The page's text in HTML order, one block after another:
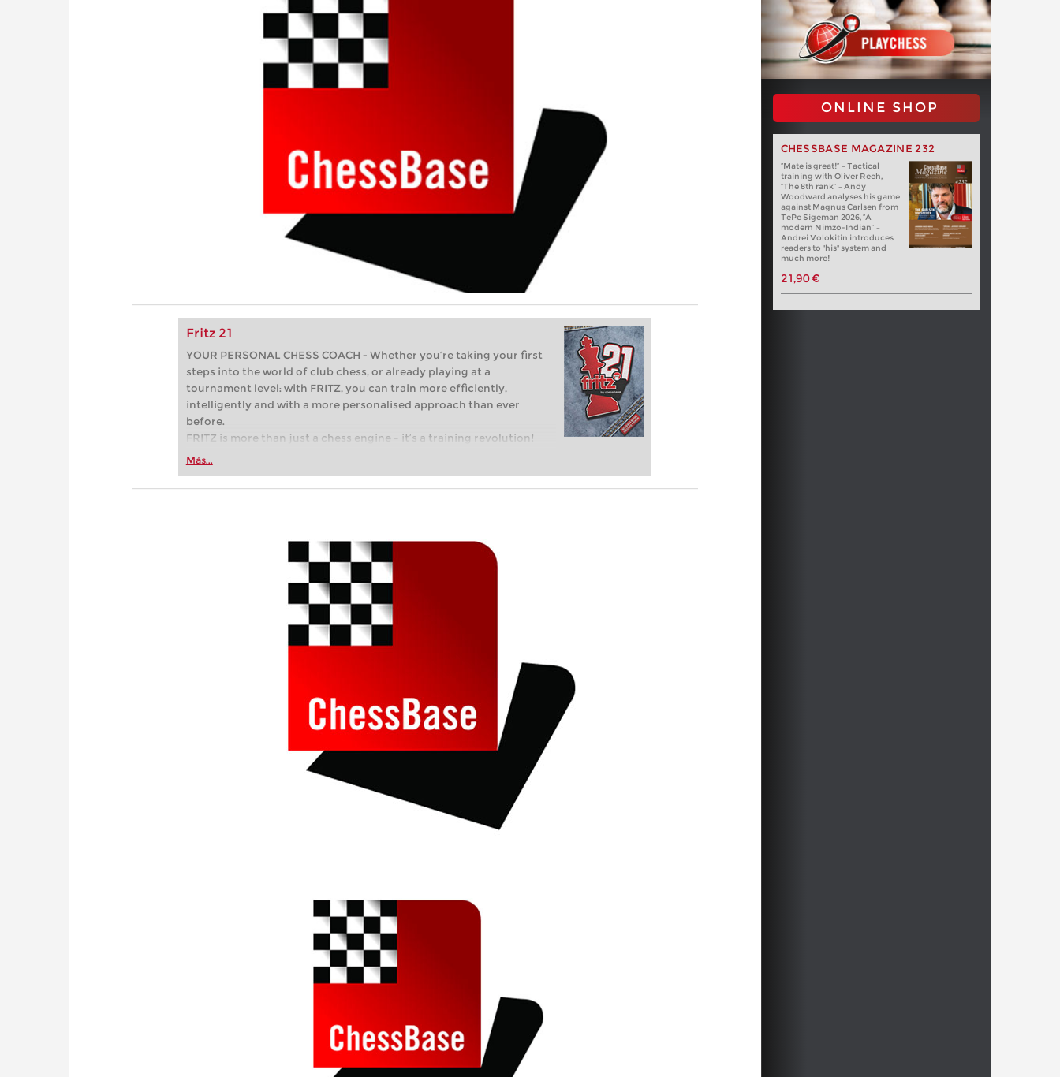
Fritz 21
YOUR PERSONAL CHESS COACH - Whether you’re taking your first
steps into the world of club chess, or already playing at a
tournament level: with FRITZ, you can train more efficiently,
intelligently and with a more personalised approach than ever
before.
FRITZ is more than just a chess engine – it’s a training revolution!
Whether you’re taking your first steps into the world of club chess,
more efficiently, intelligently and with a more personalised
Más...
ONLINE SHOP
CHESSBASE MAGAZINE 232
“Mate is great!” – Tactical
training with Oliver Reeh,
“The 8th rank” – Andy
Woodward analyses his game
against Magnus Carlsen from
TePe Sigeman 2026, “A
modern Nimzo-Indian” –
Andrei Volokitin introduces
readers to "his" system and
much more!
21,90 €